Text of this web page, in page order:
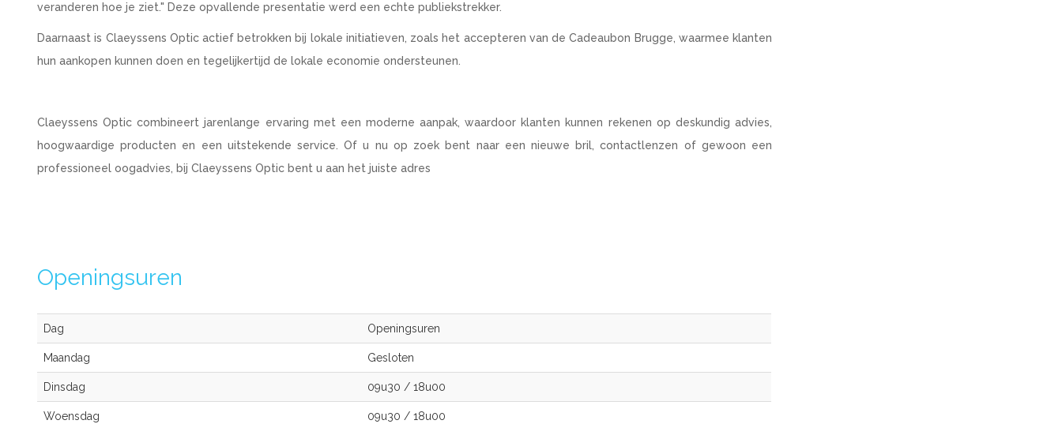
veranderen hoe je ziet." Deze opvallende presentatie werd een echte publiekstrekker.
Daarnaast is Claeyssens Optic actief betrokken bij lokale initiatieven, zoals het accepteren van de Cadeaubon Brugge, waarmee klanten
hun aankopen kunnen doen en tegelijkertijd de lokale economie ondersteunen.
Claeyssens Optic combineert jarenlange ervaring met een moderne aanpak, waardoor klanten kunnen rekenen op deskundig advies,
hoogwaardige producten en een uitstekende service. Of u nu op zoek bent naar een nieuwe bril, contactlenzen of gewoon een
professioneel oogadvies, bij Claeyssens Optic bent u aan het juiste adres
Openingsuren
Dag Openingsuren
Maandag Gesloten
Dinsdag 09u30 / 18u00
Woensdag 09u30 / 18u00